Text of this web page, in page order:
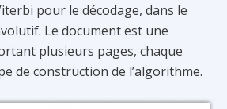
pour le décodage, dans le
Le document est une
plusieurs pages, chaque
de construction de l’algorithme.